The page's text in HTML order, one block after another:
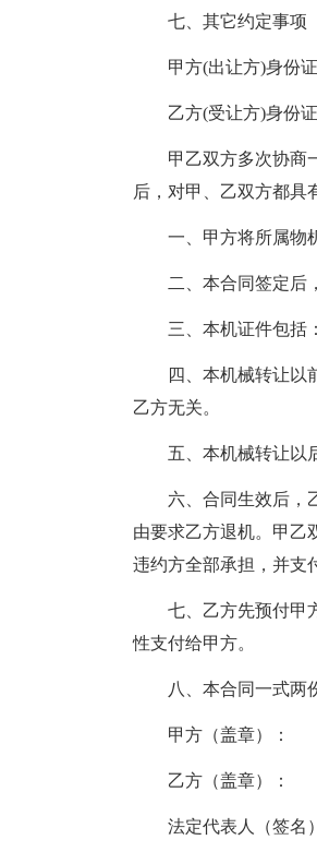
七、其它约定事项
甲方(出让方)身份证
乙方(受让方)身份证
甲乙双方多次协商
后，对甲、乙双方都具
一、甲方将所属物
二、本合同签定后
三、本机证件包括：
四、本机械转让以
乙方无关。
五、本机械转让以
六、合同生效后，
由要求乙方退机。甲乙
违约方全部承担，并支
七、乙方先预付甲
性支付给甲方。
八、本合同一式两
甲方（盖章）：
乙方（盖章）：
法定代表人（签名